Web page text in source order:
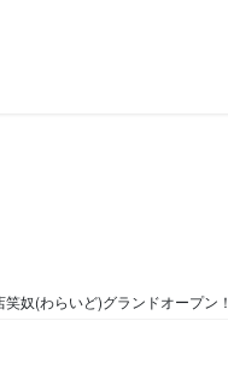
奴(わらいど)グランドオープン！